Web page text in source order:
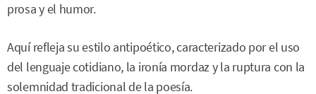
prosa y el humor.
Aquí refleja su estilo antipoético, caracterizado por el uso
del lenguaje cotidiano, la ironía mordaz y la ruptura con la
solemnidad tradicional de la poesía.